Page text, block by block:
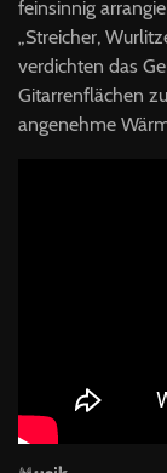
feinsinnig
„Streicher,
verdichten das
Gitarrenflächen
angenehme